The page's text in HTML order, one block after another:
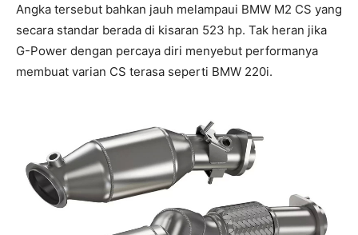
Angka tersebut bahkan jauh melampaui BMW M2 CS yang
secara standar berada di kisaran 523 hp. Tak heran jika
G-Power dengan percaya diri menyebut performanya
membuat varian CS terasa seperti BMW 220i.